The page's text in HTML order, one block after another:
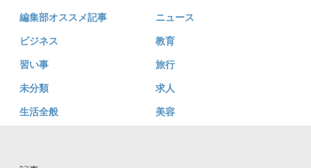
編集部オススメ記事 ニュース
ビジネス 教育
習い事 旅行
未分類 求人
生活全般 美容